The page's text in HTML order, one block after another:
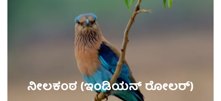
ನೀಲಕಂಠ (ಇಂಡಿಯನ್ ರೋಲರ್)